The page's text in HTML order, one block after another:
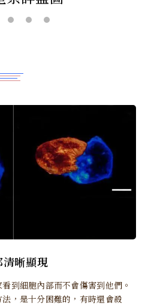
晰顯現
到細胞內部而不會傷害到他們。
，是十分困難的，有時還會殺